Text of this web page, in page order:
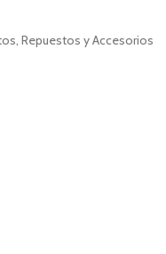
, Repuestos y Accesorios